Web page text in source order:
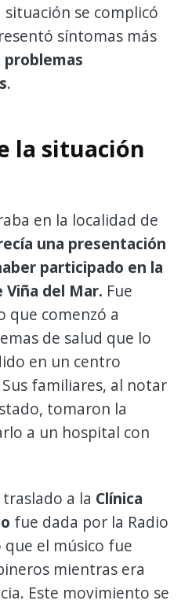
se complicó
síntomas más
problemas
.
la situación
en la localidad de
una presentación
participado en la
Viña del Mar. Fue
que comenzó a
de salud que lo
en un centro
familiares, al notar
tomaron la
a un hospital con
a la Clínica
fue dada por la Radio
el músico fue
mientras era
Este movimiento se